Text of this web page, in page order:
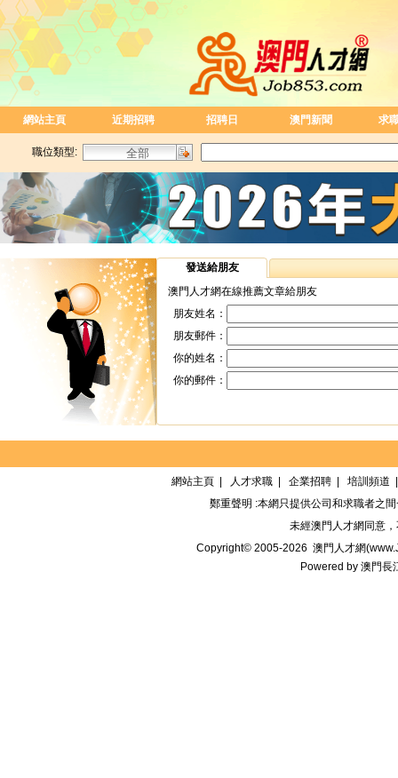
網站主頁 近期招聘 招聘日 澳門新聞 求
職位類型:
發送給朋友
澳門人才網在線推薦文章給朋友
朋友姓名：
朋友郵件：
你的姓名：
你的郵件：
網站主頁 人才求職 企業招聘 培訓頻道
鄭重聲明 :本網只提供公司和求職者之
未經澳門人才網 同意
Copyright© 2005-2026 澳門人才網
Powered by 澳門長